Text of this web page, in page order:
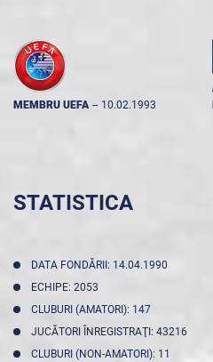
MEMBRU UEFA -- 10.02.1993
STATISTICA
DATA FONDĂRII: 14.04.1990
ECHIPE: 2053
CLUBURI (AMATORI): 147
JUCĂTORI ÎNREGISTRAŢI: 43216
CLUBURI (NON-AMATORI): 11